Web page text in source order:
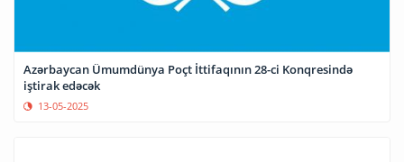
Azərbaycan Ümumdünya Poçt İttifaqının 28-ci Konqresində
iştirak edəcək
13-05-2025